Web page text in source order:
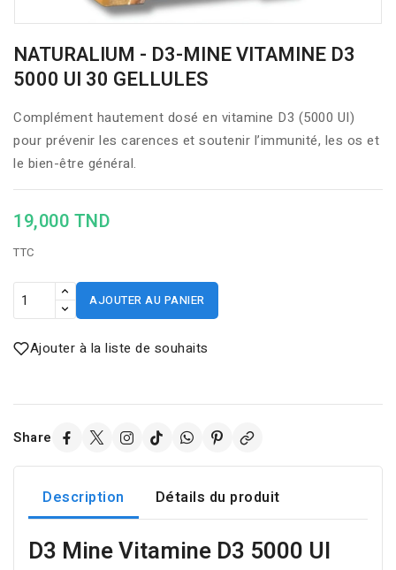
NATURALIUM - D3-MINE VITAMINE D3
5000 UI 30 GELLULES
Complément hautement dosé en vitamine D3 (5000 UI)
pour prévenir les carences et soutenir l’immunité, les os et
le bien-être général.
19,000 TND
TTC
AJOUTER AU PANIER
Ajouter à la liste de souhaits
Share
Description Détails du produit
D3 Mine Vitamine D3 5000 UI